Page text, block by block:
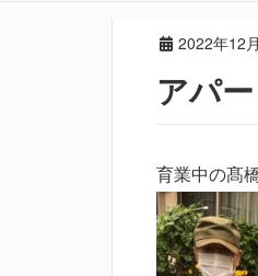
2022年12
アパ
育業中の髙